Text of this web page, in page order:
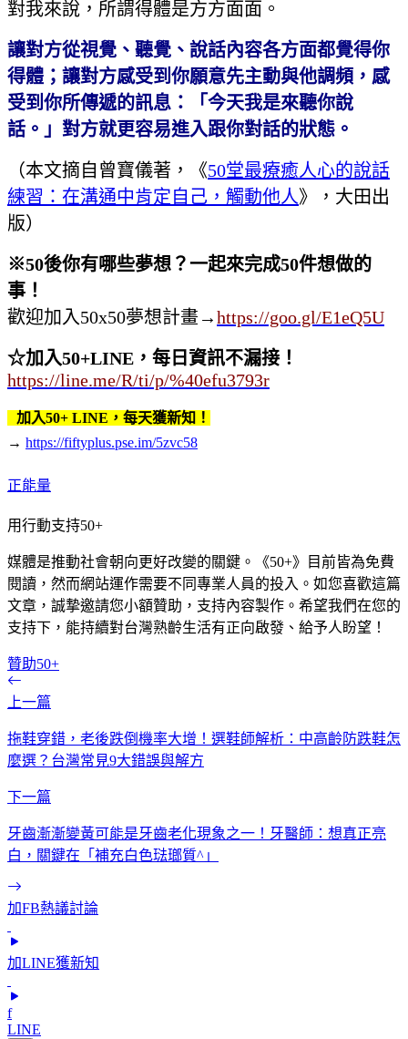
對我來說，所謂得體是方方面面。
讓對方從視覺、聽覺、說話內容各方面都覺得你
得體；讓對方感受到你願意先主動與他調頻，感
受到你所傳遞的訊息：「今天我是來聽你說
話。」對方就更容易進入跟你對話的狀態。
（本文摘自曾寶儀著，《50堂最療癒人心的說話
練習：在溝通中肯定自己，觸動他人》，大田出
版）
※50後你有哪些夢想？一起來完成50件想做的
事！
歡迎加入50x50夢想計畫 →https://goo.gl/E1eQ5U
☆加入50+LINE，每日資訊不漏接！
https://line.me/R/ti/p/%40efu3793r
加入50+ LINE，每天獲新知！
→ https://fiftyplus.pse.im/5zvc58
正能量
用行動支持50+
媒體是推動社會朝向更好改變的關鍵。《50+》目前皆為免費
閱讀，然而網站運作需要不同專業人員的投入。如您喜歡這篇
文章，誠摯邀請您小額贊助，支持內容製作。希望我們在您的
支持下，能持續對台灣熟齡生活有正向啟發、給予人盼望！
贊助50+
上一篇
拖鞋穿錯，老後跌倒機率大增！選鞋師解析：中高齡防跌鞋怎
麼選？台灣常見9大錯誤與解方
下一篇
牙齒漸漸變黃可能是牙齒老化現象之一！牙醫師：想真正亮
白，關鍵在「補充白色琺瑯質^」
加FB熱議討論
加LINE獲新知
f
LINE